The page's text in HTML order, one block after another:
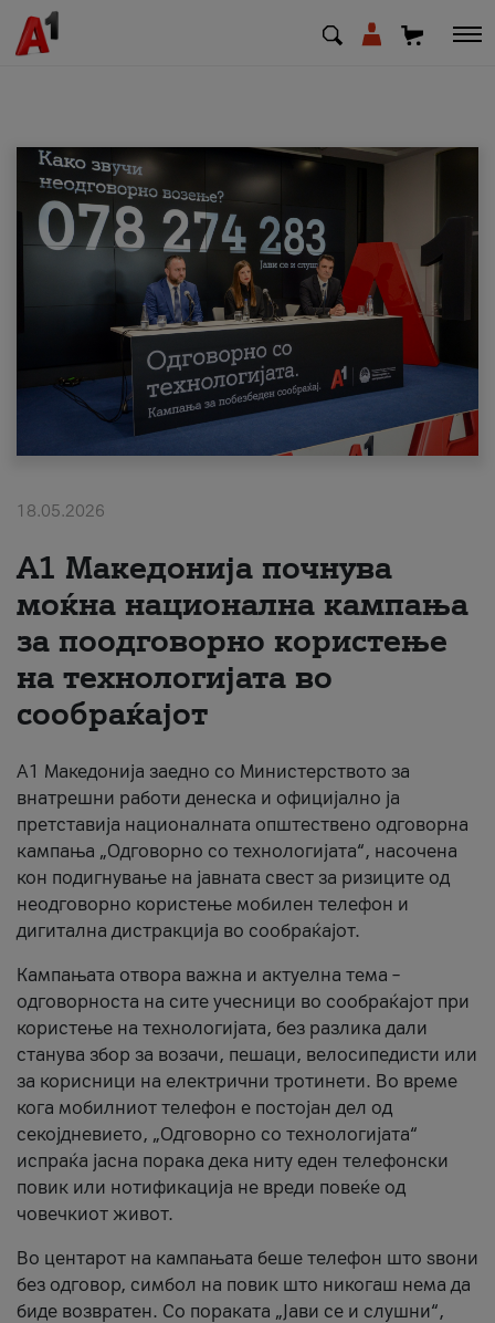
МК EN SQ
Деловни
Поддршка
Надополни кредит
#ПодобарОнлајн
18.05.2026
A1 Македонија почнува
моќна национална кампања
за поодговорно користење
на технологијата во
сообраќајот
A1 Македонија заедно со Министерството за
внатрешни работи денеска и официјално ја
претставија националната општествено одговорна
кампања „Одговорно со технологијата“, насочена
кон подигнување на јавната свест за ризиците од
неодговорно користење мобилен телефон и
дигитална дистракција во сообраќајот.
Кампањата отвора важна и актуелна тема –
одговорноста на сите учесници во сообраќајот при
користење на технологијата, без разлика дали
станува збор за возачи, пешаци, велосипедисти или
за корисници на електрични тротинети. Во време
кога мобилниот телефон е постојан дел од
секојдневието, „Одговорно со технологијата“
испраќа јасна порака дека ниту еден телефонски
повик или нотификација не вреди повеќе од
човечкиот живот.
Во центарот на кампањата беше телефон што ѕвони
без одговор, симбол на повик што никогаш нема да
биде возвратен. Со пораката „Јави се и слушни“,